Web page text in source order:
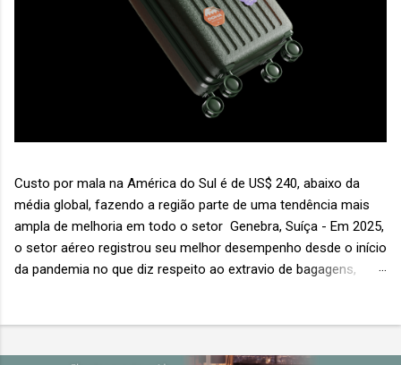
Custo por mala na América do Sul é de US$ 240, abaixo da
média global, fazendo a região parte de uma tendência mais
ampla de melhoria em todo o setor Genebra, Suíça - Em 2025,
o setor aéreo registrou seu melhor desempenho desde o início
da pandemia no que diz respeito ao extravio de bagagens,
“Baggage IT Insights” de 2026 da SITA, a 20ª edição anual